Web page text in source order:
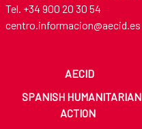
Tel. +34 900 20 30 54​​​​​​​
centro.informacion@aecid.es
AECID
SPANISH HUMANITARIAN
ACTION